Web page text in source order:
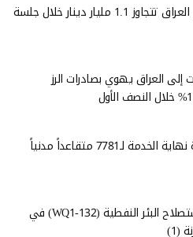
تداولات سوق العراق تتجاوز 1.1 مليار دينار خلال جلسة
العراق يهوي بصادرات الرز
اطلاق مكافأة نهاية الخدمة لـ7781 متقاعداً مدنياً
العراق ينجز استصلاح البئر النفطية (WQ1-132) في
(1)